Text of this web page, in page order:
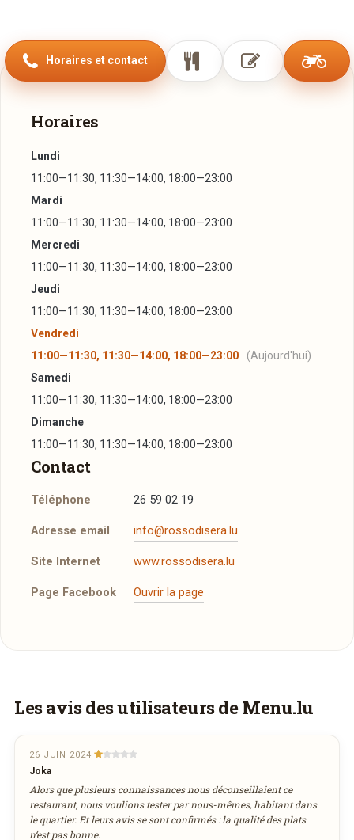
Horaires et contact
Horaires
Lundi
11:00—11:30, 11:30—14:00, 18:00—23:00
Mardi
11:00—11:30, 11:30—14:00, 18:00—23:00
Mercredi
11:00—11:30, 11:30—14:00, 18:00—23:00
Jeudi
11:00—11:30, 11:30—14:00, 18:00—23:00
Vendredi
11:00—11:30, 11:30—14:00, 18:00—23:00
(Aujourd'hui)
Samedi
11:00—11:30, 11:30—14:00, 18:00—23:00
Dimanche
11:00—11:30, 11:30—14:00, 18:00—23:00
Contact
Téléphone 26 59 02 19
Adresse email info@rossodisera.lu
Site Internet www.rossodisera.lu
Page Facebook Ouvrir la page
Réserver une table
août 2026
lun mar mer jeu ven sam dim
Heure souhaitée
Faites-vous livrer à domicile
Commandez les plats de
COMMANDER EN LIVRAISON
Les avis des utilisateurs de Menu.lu
26 JUIN 2024
Joka
Alors que plusieurs connaissances nous déconseillaient ce
restaurant, nous voulions tester par nous-mêmes, habitant dans
le quartier. Et leurs avis se sont confirmés : la qualité des plats
n‘est pas bonne.